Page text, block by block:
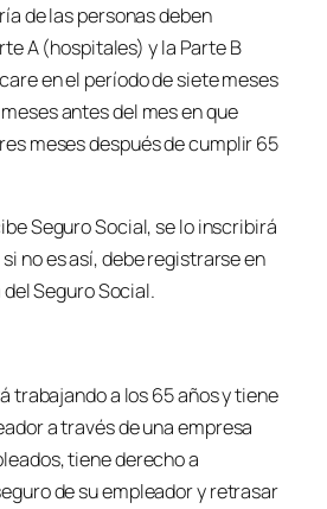
de las personas deben
A (hospitales) y la Parte B
en el período de siete meses
antes del mes en que
meses después de cumplir 65
Seguro Social, se lo inscribirá
no es así, debe registrarse en
Seguro Social.
trabajando a los 65 años y tiene
a través de una empresa
tiene derecho a
de su empleador y retrasar